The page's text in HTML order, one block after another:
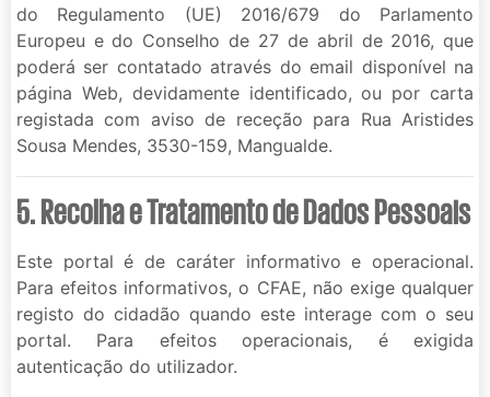
do Regulamento (UE) 2016/679 do Parlamento
Europeu e do Conselho de 27 de abril de 2016, que
poderá ser contatado através do email disponível na
página Web, devidamente identificado, ou por carta
registada com aviso de receção para Rua Aristides
Sousa Mendes, 3530-159, Mangualde.
5. Recolha e Tratamento de Dados Pessoais
Este portal é de caráter informativo e operacional.
Para efeitos informativos, o CFAE, não exige qualquer
registo do cidadão quando este interage com o seu
portal. Para efeitos operacionais, é exigida
autenticação do utilizador.